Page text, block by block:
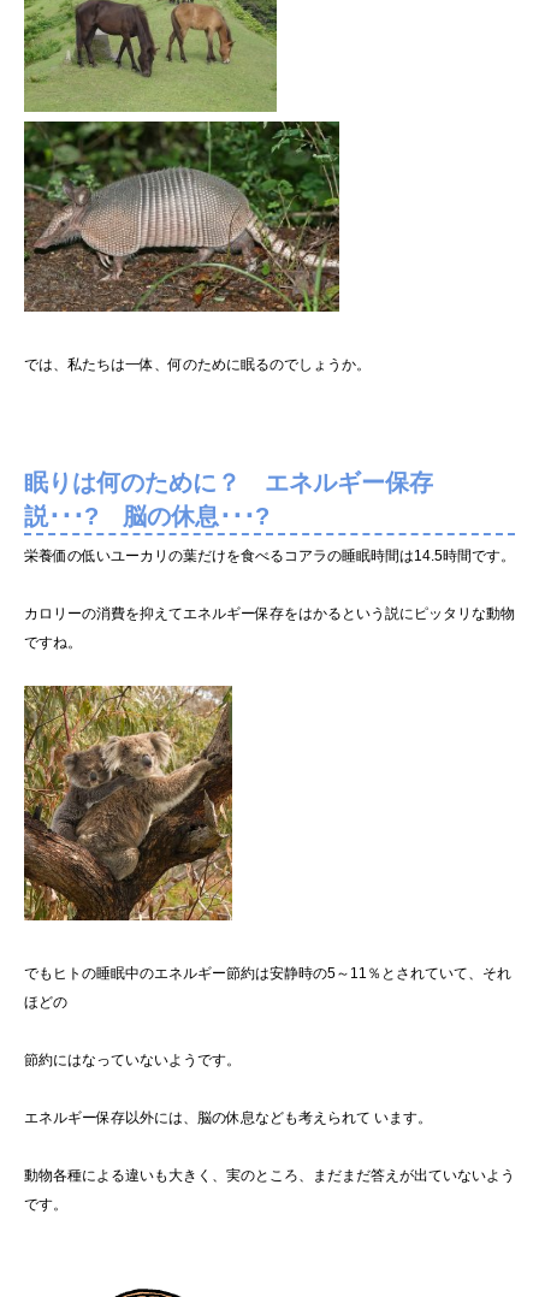
では、私たちは一体、何のために眠るのでしょうか。
眠りは何のために？ エネルギー保存
説･･･? 脳の休息･･･?
栄養価の低いユーカリの葉だけを食べるコアラの睡眠時間は14.5時間です。
カロリーの消費を抑えてエネルギー保存をはかるという説にピッタリな動物
ですね。
でもヒトの睡眠中のエネルギー節約は安静時の5～11％とされていて、それ
ほどの
節約にはなっていないようです。
エネルギー保存以外には、脳の休息なども考えられて います。
動物各種による違いも大きく、実のところ、まだまだ答えが出ていないよう
です。